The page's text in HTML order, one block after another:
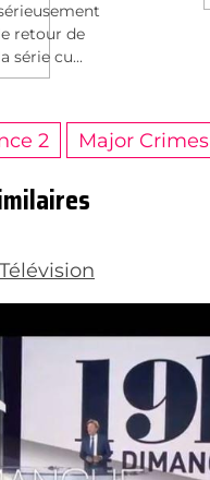
retour de
série cu...
2 Major Crimes
Télévision